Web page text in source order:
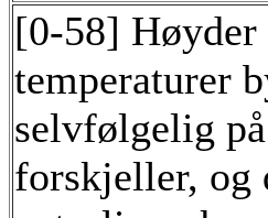
[0-58] Høyder
temperaturer
selvfølgelig
forskjeller, og